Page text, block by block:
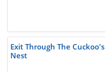
Exit Through The Cuckoo's
Nest